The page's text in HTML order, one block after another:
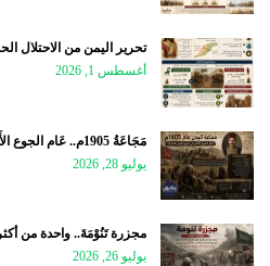
تحرير اليمن من الاحتلال الحبشي عام
أغسطس 1, 2026
مَجَاعَةُ 1905م.. عَام الجوع الأَكْبَر في تاريخ اليمن…
يوليو 28, 2026
مجزرة تَنُوْمَةَ.. واحدة من
يوليو 26, 2026